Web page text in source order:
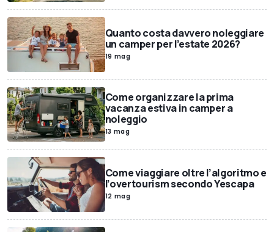
Quanto costa davvero noleggiare
un camper per l’estate 2026?
19 mag
Come organizzare la prima
vacanza estiva in camper a
noleggio
13 mag
Come viaggiare oltre l’algoritmo e
l’overtourism secondo Yescapa
12 mag